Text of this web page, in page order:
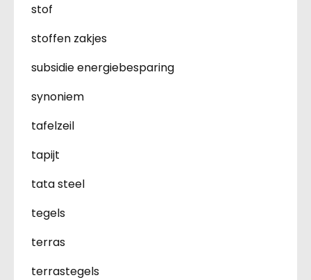
stof
stoffen zakjes
subsidie energiebesparing
synoniem
tafelzeil
tapijt
tata steel
tegels
terras
terrastegels